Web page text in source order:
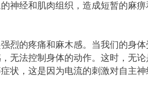
神经和肌肉组织，造成短暂的麻
烈的疼痛和麻木感。当我们的身
无法控制身体的动作。这时，无
状，这是因为电流的刺激对自主神